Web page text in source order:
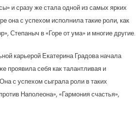
и сразу же стала одной из самых ярких
она с успехом исполнила такие роли, как
Степаныч в «Горе от ума» и многие другие.
карьерой Екатерина Градова начала
проявила себя как талантливая и
с успехом сыграла роли в таких
Наполеона», «Гармония счастья»,